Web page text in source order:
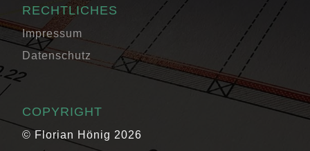
RECHTLICHES
Impressum
Datenschutz
COPYRIGHT
© Florian Hönig 2026